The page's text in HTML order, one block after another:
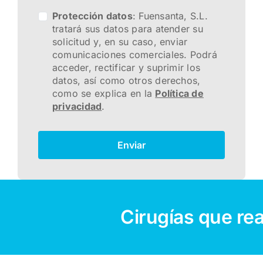
Protección datos: Fuensanta, S.L.
tratará sus datos para atender su
solicitud y, en su caso, enviar
comunicaciones comerciales. Podrá
acceder, rectificar y suprimir los
datos, así como otros derechos,
como se explica en la Política de
privacidad.
Enviar
Cirugías que